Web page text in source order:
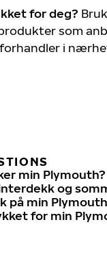
for deg?
som
i
min Plymouth?
og
på min
for min